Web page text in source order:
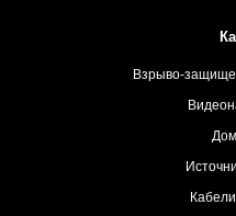
Взрыво-